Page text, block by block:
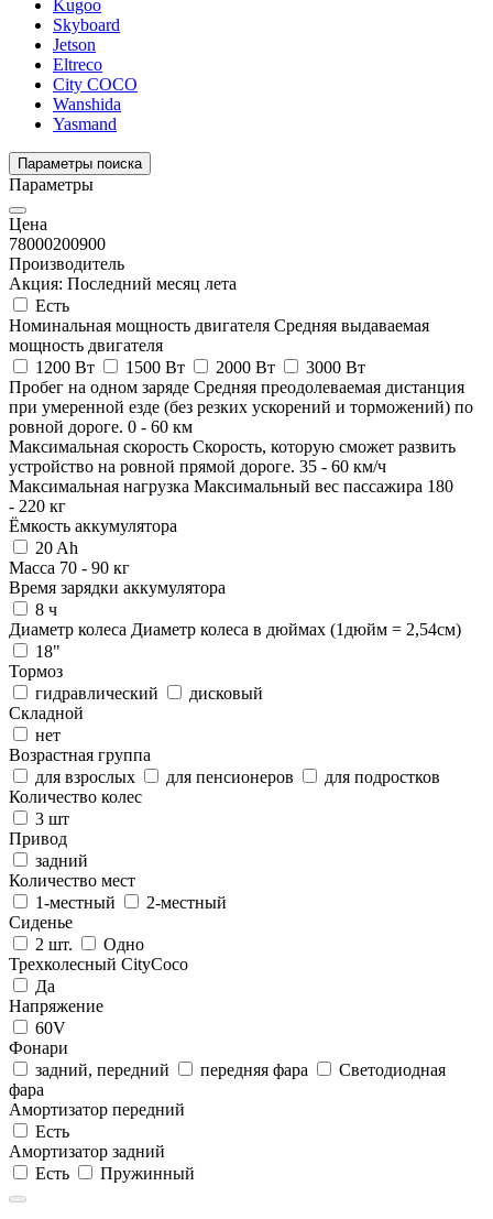
Kugoo
Skyboard
Jetson
Eltreco
City COCO
Wanshida
Yasmand
Параметры поиска
Параметры
Цена
78000200900
Производитель
Акция: Последний месяц лета
Есть
Номинальная мощность двигателя Средняя выдаваемая
мощность двигателя
1200 Вт
1500 Вт 2000 Вт
3000 Вт
Пробег на одном заряде Средняя преодолеваемая дистанция
при умеренной езде (без резких ускорений и торможений) по
ровной дороге. 0 - 60 км
Максимальная скорость Скорость, которую сможет развить
устройство на ровной прямой дороге. 35 - 60 км/ч
Максимальная нагрузка Максимальный вес пассажира 180
- 220 кг
Ёмкость аккумулятора
20 Ah
Масса 70 - 90 кг
Время зарядки аккумулятора
8 ч
Диаметр колеса Диаметр колеса в дюймах (1дюйм = 2,54см)
18"
Тормоз
гидравлический
дисковый
Складной
нет
Возрастная группа
для взрослых
для пенсионеров
для подростков
Количество колес
3 шт
Привод
задний
Количество мест
1-местный
2-местный
Сиденье
2 шт.
Одно
Трехколесный CityCoco
Да
Напряжение
60V
Фонари
задний, передний
передняя фара
Светодиодная
фара
Амортизатор передний
Есть
Амортизатор задний
Есть
Пружинный